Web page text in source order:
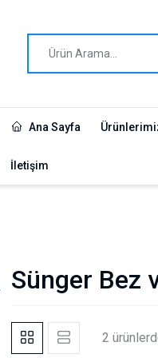
Ana Sayfa
İletişim
Sünger Bez
2